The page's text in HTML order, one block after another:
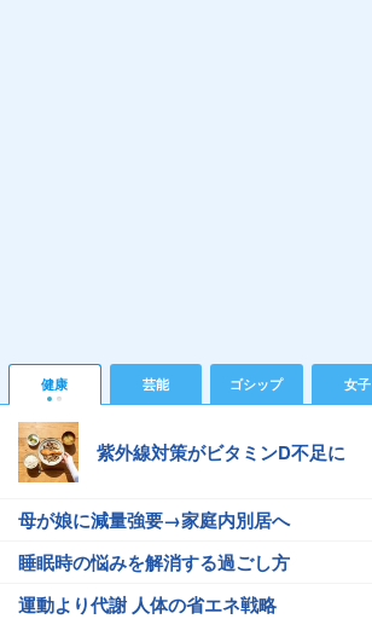
健康 芸能 ゴシップ 女子
紫外線対策がビタミンD不足に
母が娘に減量強要→家庭内別居へ
睡眠時の悩みを解消する過ごし方
運動より代謝 人体の省エネ戦略